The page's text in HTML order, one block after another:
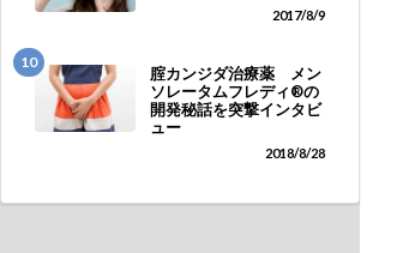
2017/8/9
10
腟カンジダ治療薬 メン
ソレータムフレディ®の
開発秘話を突撃インタビ
ュー
2018/8/28